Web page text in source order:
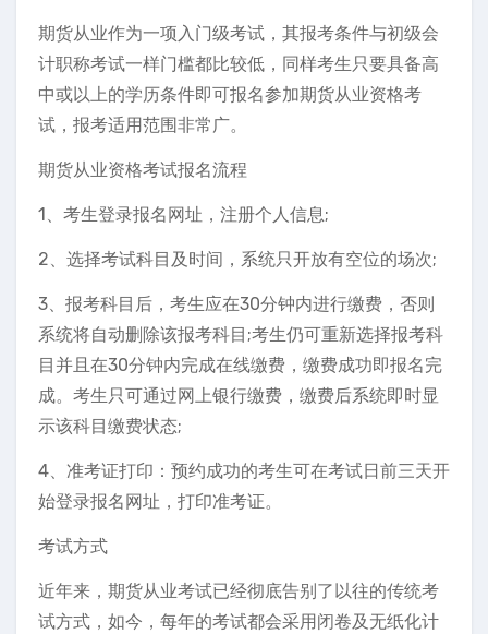
期货从业作为一项入门级考试，其报考条件与初级会
计职称考试一样门槛都比较低，同样考生只要具备高
中或以上的学历条件即可报名参加期货从业资格考
试，报考适用范围非常广。
期货从业资格考试报名流程
1、考生登录报名网址，注册个人信息;
2、选择考试科目及时间，系统只开放有空位的场次;
3、报考科目后，考生应在30分钟内进行缴费，否则
系统将自动删除该报考科目;考生仍可重新选择报考科
目并且在30分钟内完成在线缴费，缴费成功即报名完
成。考生只可通过网上银行缴费，缴费后系统即时显
示该科目缴费状态;
4、准考证打印：预约成功的考生可在考试日前三天开
始登录报名网址，打印准考证。
考试方式
近年来，期货从业考试已经彻底告别了以往的传统考
试方式，如今，每年的考试都会采用闭卷及无纸化计